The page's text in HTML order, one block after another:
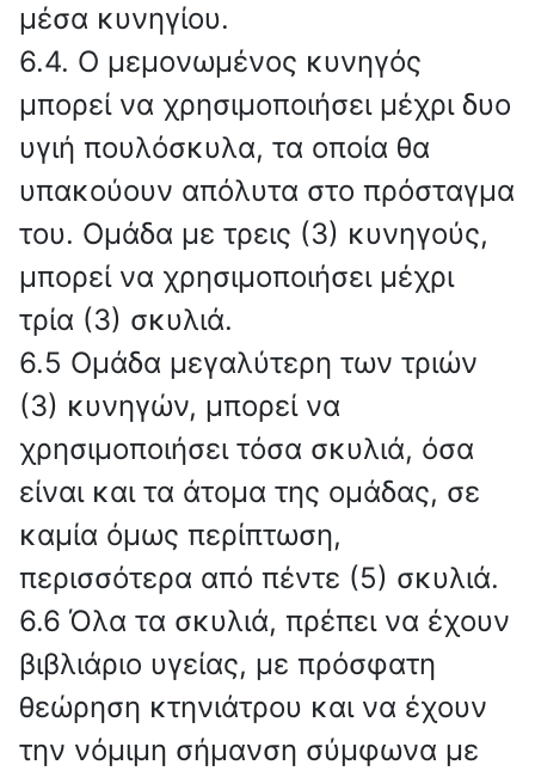
μέσα κυνηγίου.
6.4. Ο μεμονωμένος κυνηγός
μπορεί να χρησιμοποιήσει μέχρι δυο
υγιή πουλόσκυλα, τα οποία θα
υπακούουν απόλυτα στο πρόσταγμα
του. Ομάδα με τρεις (3) κυνηγούς,
μπορεί να χρησιμοποιήσει μέχρι
τρία (3) σκυλιά.
6.5 Ομάδα μεγαλύτερη των τριών
(3) κυνηγών, μπορεί να
χρησιμοποιήσει τόσα σκυλιά, όσα
είναι και τα άτομα της ομάδας, σε
καμία όμως περίπτωση,
περισσότερα από πέντε (5) σκυλιά.
6.6 Όλα τα σκυλιά, πρέπει να έχουν
βιβλιάριο υγείας, με πρόσφατη
θεώρηση κτηνιάτρου και να έχουν
την νόμιμη σήμανση σύμφωνα με